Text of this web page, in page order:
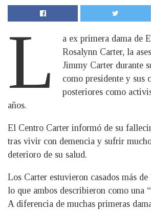
L
a ex primera dama de
Rosalynn Carter, la
Jimmy Carter durante
como presidente y sus
posteriores como
años.
El Centro Carter informó de su
tras vivir con demencia y sufrir
deterioro de su salud.
Los Carter estuvieron casados más
lo que ambos describieron como una
A diferencia de muchas primeras